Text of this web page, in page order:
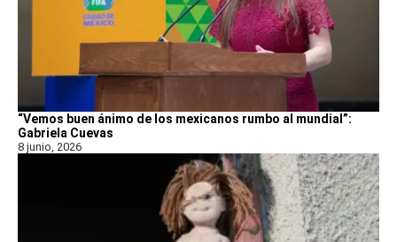
“Vemos buen ánimo de los mexicanos rumbo al mundial”:
Gabriela Cuevas
8 junio, 2026